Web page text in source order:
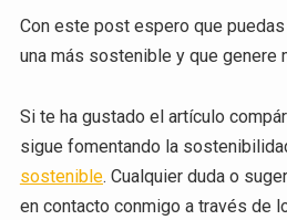
Con este post espero que
una más sostenible y que genere
Si te ha gustado el artículo
sigue fomentando la
sostenible. Cualquier duda o
en contacto conmigo a través de